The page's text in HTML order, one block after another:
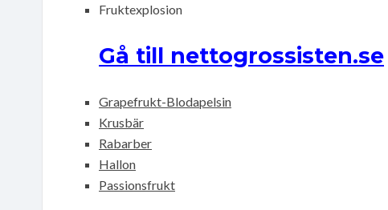
Fruktexplosion
Gå till nettogrossisten.se
Grapefrukt-Blodapelsin
Krusbär
Rabarber
Hallon
Passionsfrukt